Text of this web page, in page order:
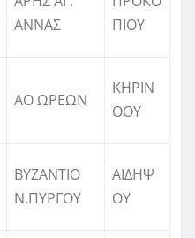
ΑΝΝΑΣ
ΠΙΟΥ
ΑΟ ΩΡΕΩΝ
ΚΗΡΙΝ
ΘΟΥ
ΒΥΖΑΝΤΙΟ
Ν.ΠΥΡΓΟΥ
ΑΙΔΗΨ
ΟΥ